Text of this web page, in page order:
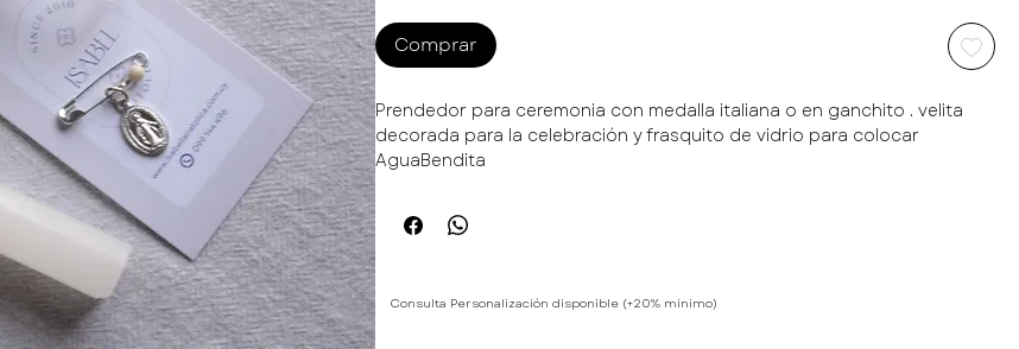
Comprar
Prendedor para ceremonia con medalla italiana o en ganchito . velita
decorada para la celebración y frasquito de vidrio para colocar
AguaBendita
Consulta Personalización disponible (+20% mínimo)